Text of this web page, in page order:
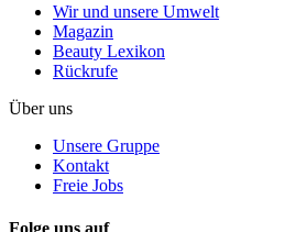
Wir und unsere Umwelt
Magazin
Beauty Lexikon
Rückrufe
Über uns
Unsere Gruppe
Kontakt
Freie Jobs